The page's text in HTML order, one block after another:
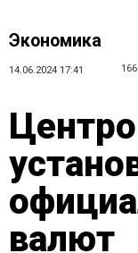
Экономика
14.06.2024 17:41
валют